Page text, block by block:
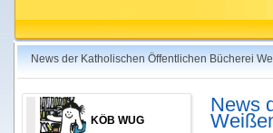
News der Katholischen Öffentlichen Bücherei
KÖB WUG
News